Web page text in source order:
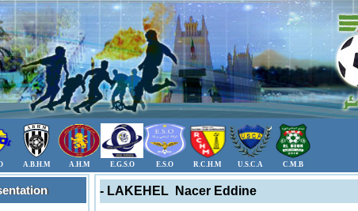
A.B.H.M A.H.M E.G.S.O E.S.O R.C.H.M U.S.C.A C.M.B
- LAKEHEL Nacer Eddine